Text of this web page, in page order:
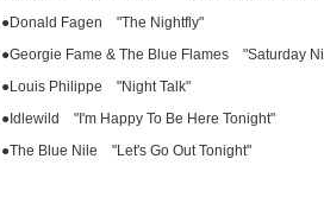
●Donald Fagen "The Nightfly"
●Georgie Fame & The Blue Flames "Saturday
●Louis Philippe "Night Talk"
●Idlewild "I'm Happy To Be Here Tonight"
●The Blue Nile "Let's Go Out Tonight"